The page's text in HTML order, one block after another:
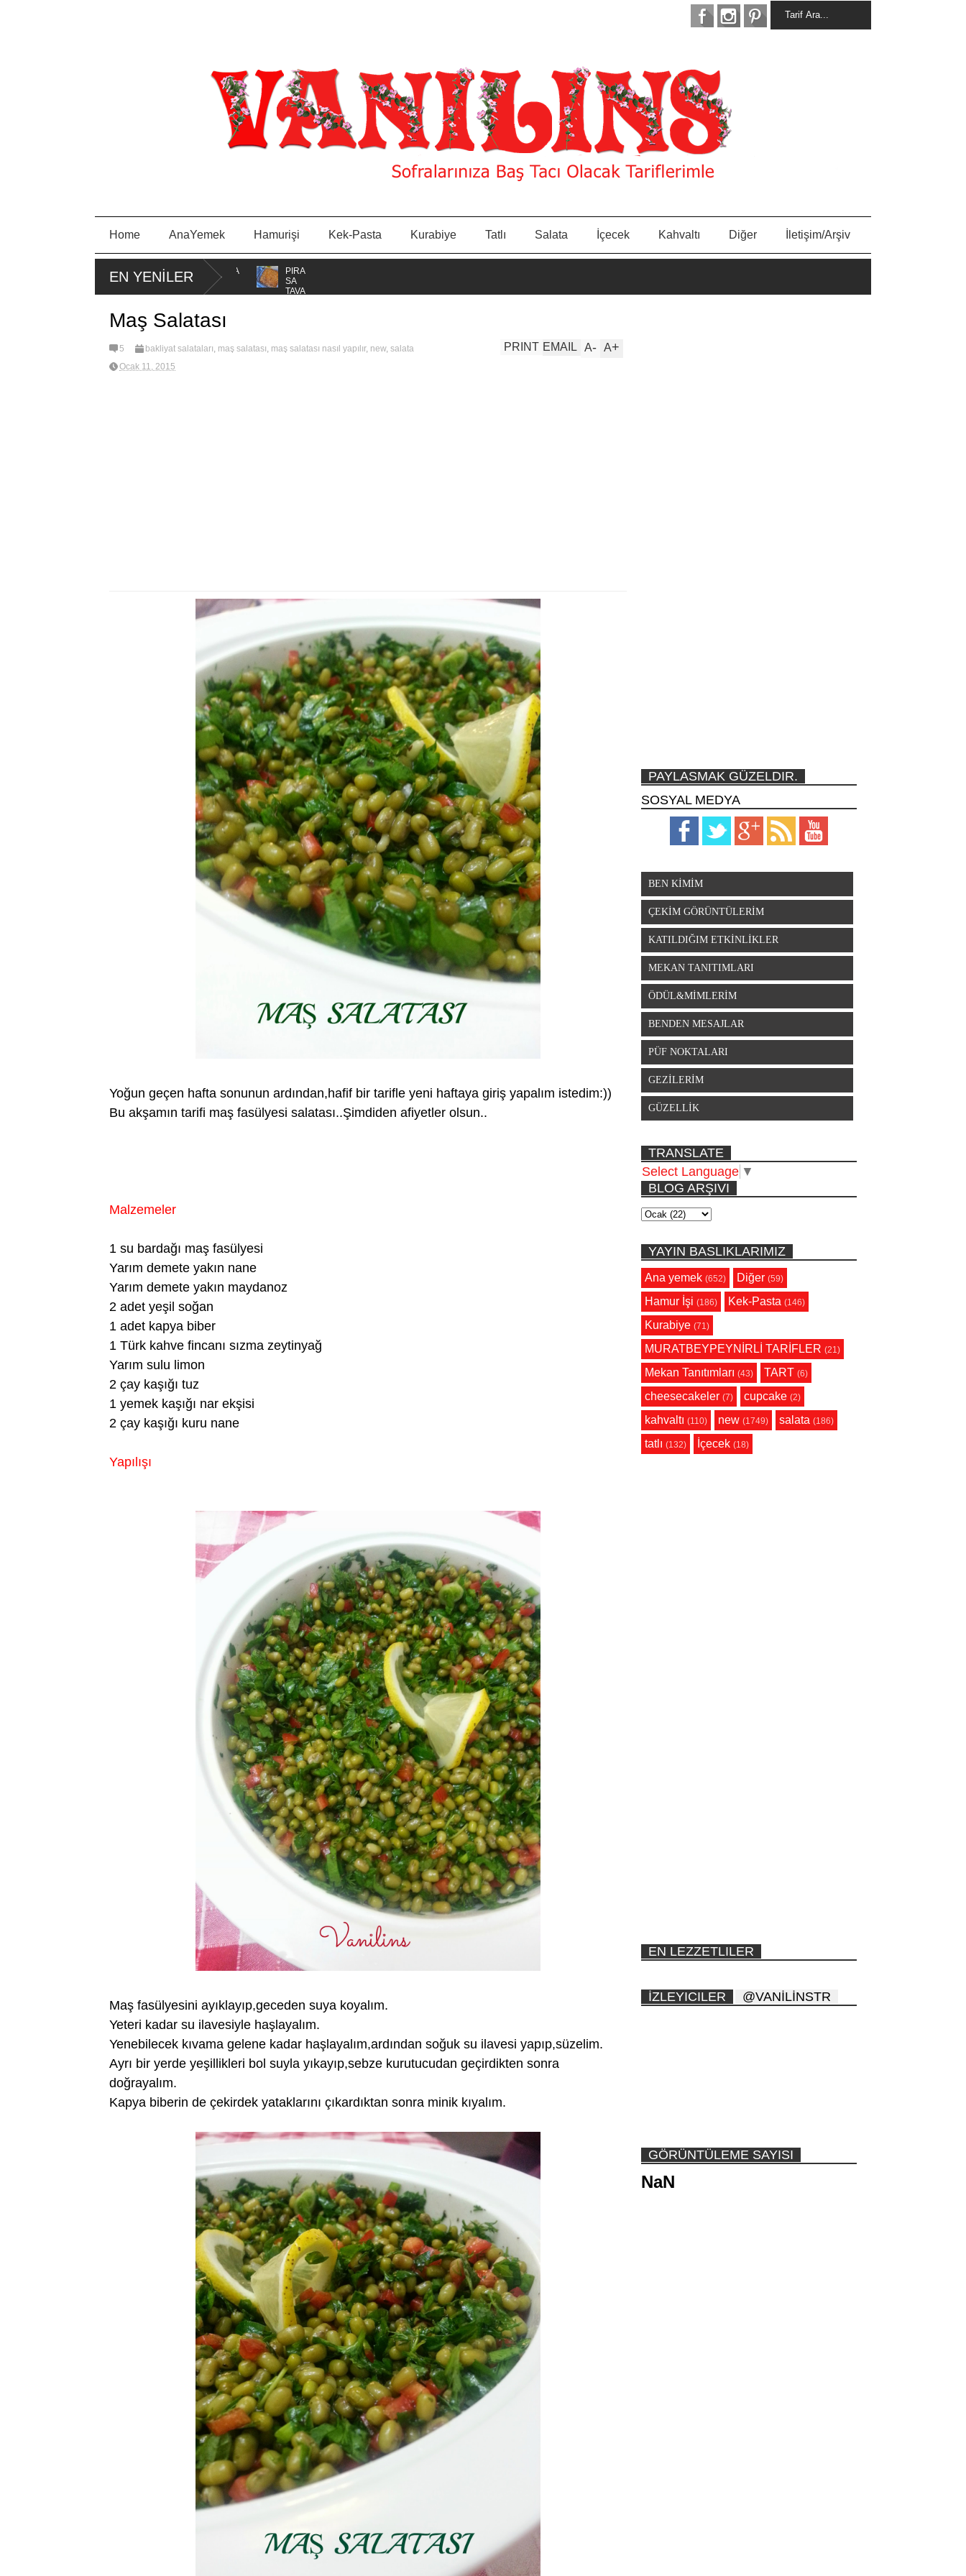
Home AnaYemek Hamurişi Kek-Pasta Kurabiye Tatlı Salata İçecek Kahvaltı Diğer İletişim/Arşiv
EN YENİLER
KURABİYE
PORTAKA
LLI KEK
PIRA
SA
Maş Salatası
5 bakliyat salataları, maş salatası, maş salatası nasıl yapılır, new, salata
Ocak 11, 2015
A+
A-
EMAIL
PRINT
Yoğun geçen hafta sonunun ardından,hafif bir tarifle yeni haftaya giriş yapalım istedim:))
Bu akşamın tarifi maş fasülyesi salatası..Şimdiden afiyetler olsun..
Malzemeler
1 su bardağı maş fasülyesi
Yarım demete yakın nane
Yarım demete yakın maydanoz
2 adet yeşil soğan
1 adet kapya biber
1 Türk kahve fincanı sızma zeytinyağ
Yarım sulu limon
2 çay kaşığı tuz
1 yemek kaşığı nar ekşisi
2 çay kaşığı kuru nane
Yapılışı
Maş fasülyesini ayıklayıp,geceden suya koyalım.
Yeteri kadar su ilavesiyle haşlayalım.
Yenebilecek kıvama gelene kadar haşlayalım,ardından soğuk su ilavesi yapıp,süzelim.
Ayrı bir yerde yeşillikleri bol suyla yıkayıp,sebze kurutucudan geçirdikten sonra
doğrayalım.
Kapya biberin de çekirdek yataklarını çıkardıktan sonra minik kıyalım.
PAYLASMAK GÜZELDIR.
SOSYAL MEDYA
BEN KİMİM
ÇEKİM GÖRÜNTÜLERİM
KATILDIĞIM ETKİNLİKLER
MEKAN TANITIMLARI
ÖDÜL&MİMLERİM
BENDEN MESAJLAR
PÜF NOKTALARI
GEZİLERİM
GÜZELLİK
TRANSLATE
Select Language ▼
BLOG ARŞIVI
YAYIN BASLIKLARIMIZ
Ana yemek (652) Diğer (59)
Hamur İşi (186) Kek-Pasta (146)
Kurabiye (71)
MURATBEYPEYNİRLİ TARİFLER (21)
Mekan Tanıtımları (43) TART (6)
cheesecakeler (7) cupcake (2)
kahvaltı (110) new (1749) salata (186)
tatlı (132) İçecek (18)
EN LEZZETLILER
İZLEYICILER @VANİLİNSTR
GÖRÜNTÜLEME SAYISI
NaN